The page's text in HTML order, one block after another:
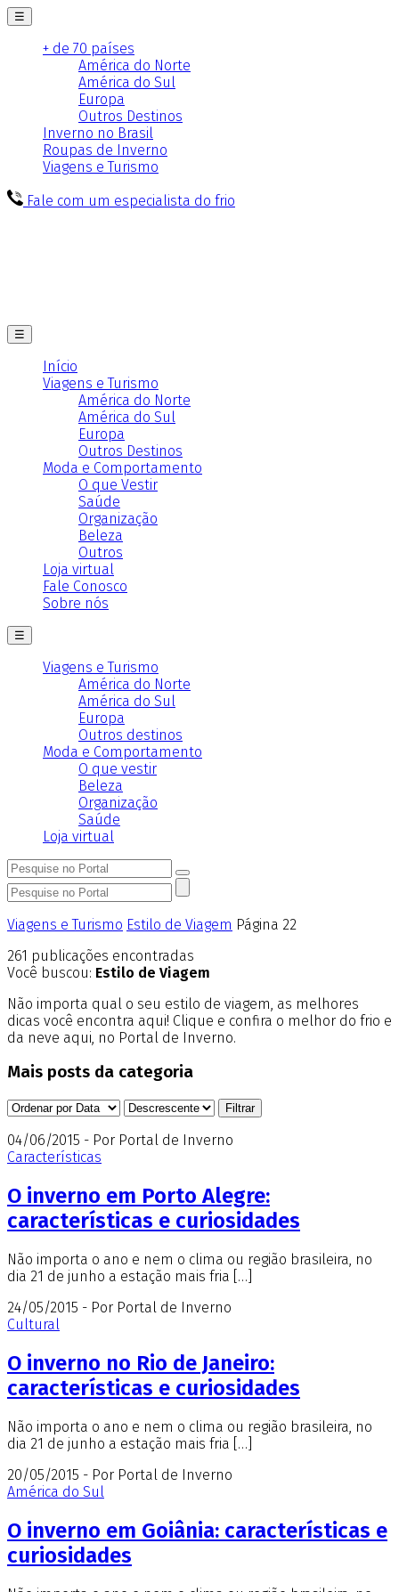
☰
+ de 70 países
América do Norte
América do Sul
Europa
Outros Destinos
Inverno no Brasil
Roupas de Inverno
Viagens e Turismo
Fale com um especialista do frio
☰
Início
Viagens e Turismo
América do Norte
América do Sul
Europa
Outros Destinos
Moda e Comportamento
O que Vestir
Saúde
Organização
Beleza
Outros
Loja virtual
Fale Conosco
Sobre nós
☰
Viagens e Turismo
América do Norte
América do Sul
Europa
Outros destinos
Moda e Comportamento
O que vestir
Beleza
Organização
Saúde
Loja virtual
Viagens e Turismo Estilo de Viagem Página 22
261 publicações encontradas
Você buscou: Estilo de Viagem
Não importa qual o seu estilo de viagem, as melhores
dicas você encontra aqui! Clique e confira o melhor do frio e
da neve aqui, no Portal de Inverno.
Mais posts da categoria
04/06/2015 - Por Portal de Inverno
Características
O inverno em Porto Alegre:
características e curiosidades
Não importa o ano e nem o clima ou região brasileira, no
dia 21 de junho a estação mais fria […]
24/05/2015 - Por Portal de Inverno
Cultural
O inverno no Rio de Janeiro:
características e curiosidades
Não importa o ano e nem o clima ou região brasileira, no
dia 21 de junho a estação mais fria […]
20/05/2015 - Por Portal de Inverno
América do Sul
O inverno em Goiânia: características e
curiosidades